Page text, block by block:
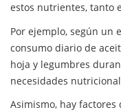
estos nutrientes, tanto
Por ejemplo, según un
consumo diario de
hoja y legumbres
necesidades
Asimismo, hay